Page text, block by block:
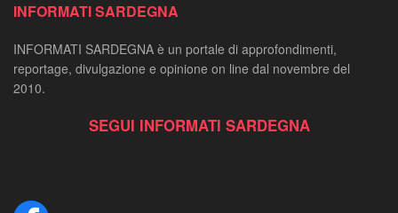
INFORMATI SARDEGNA
INFORMATI SARDEGNA è un portale di approfondimenti,
reportage, divulgazione e opinione on line dal novembre del
2010.
SEGUI INFORMATI SARDEGNA